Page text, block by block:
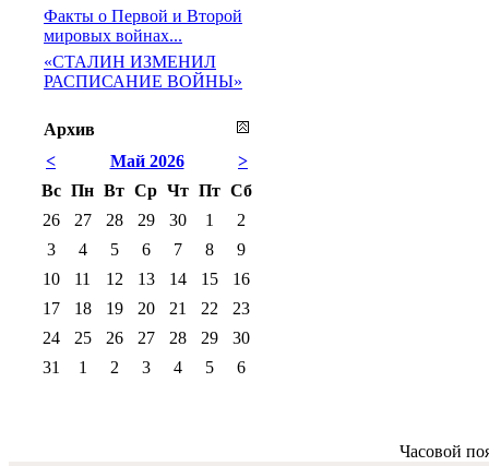
Факты о Первой и Второй
мировых войнах...
«СТАЛИН ИЗМЕНИЛ
РАСПИСАНИЕ ВОЙНЫ»
Архив
<
>
Май 2026
Вс Пн Вт Ср Чт Пт Сб
26
27 28 29 30 1
2
3
4 5 6 7 8
9
10
11 12 13 14 15
16
17
18 19 20 21 22
23
24
25 26 27 28 29
30
31
1 2 3 4 5 6
Часовой